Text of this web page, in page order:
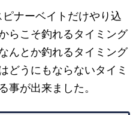
ナーベイトだけやり込
らこそ釣れるタイミング
んとか釣れるタイミング
どうにもならないタイミ
事が出来ました。